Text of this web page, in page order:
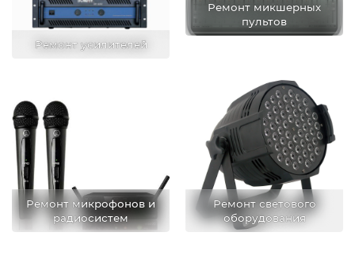
Ремонт усилителей
Ремонт микшерных
пультов
Ремонт микрофонов и
радиосистем
Ремонт светового
оборудования